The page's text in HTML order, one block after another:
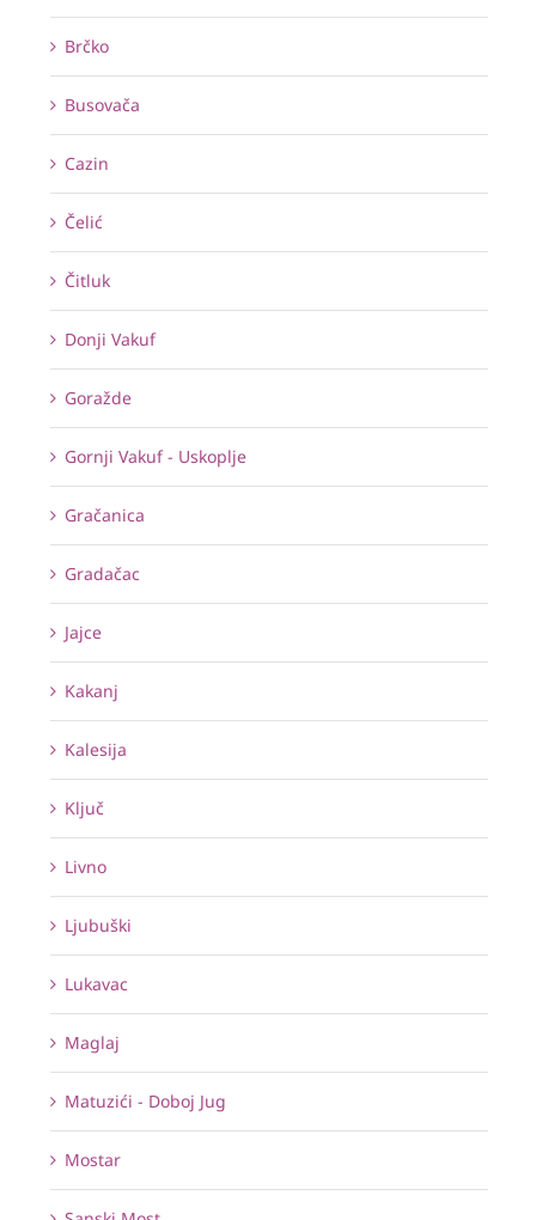
Brčko
Busovača
Cazin
Čelić
Čitluk
Donji Vakuf
Goražde
Gornji Vakuf - Uskoplje
Gračanica
Gradačac
Jajce
Kakanj
Kalesija
Ključ
Livno
Ljubuški
Lukavac
Maglaj
Matuzići - Doboj Jug
Mostar